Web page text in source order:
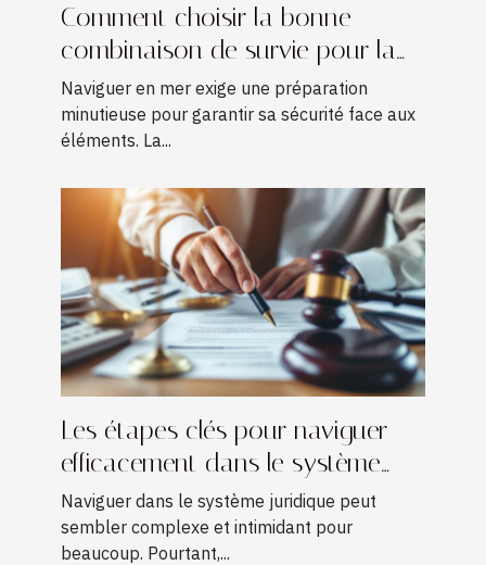
Comment choisir la bonne
combinaison de survie pour la
navigation ?
Naviguer en mer exige une préparation
minutieuse pour garantir sa sécurité face aux
éléments. La...
Les étapes clés pour naviguer
efficacement dans le système
juridique
Naviguer dans le système juridique peut
sembler complexe et intimidant pour
beaucoup. Pourtant,...